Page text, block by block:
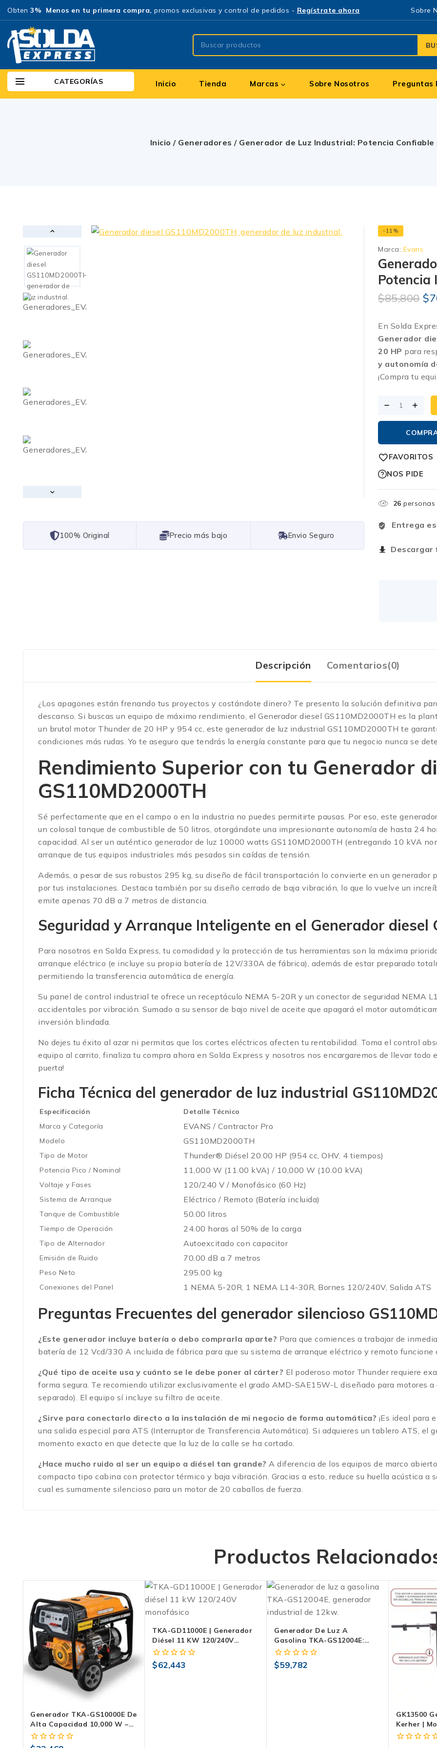
Obten 3% Menos en tu primera compra, promos exclusivas y control de pedidos - Regístrate ahora Sobre
CATEGORÍAS Inicio Tienda Marcas Sobre Nosotros Preguntas
Inicio / Generadores / Generador de Luz Industrial: Potencia Confiable
101% Original Lowest Price Free Shipping
-11%
Marca: Evans
Potencia
$85,800 $
En Solda
Generador
20 HP para
y autonomía
¡Compra tu
FAVORITOS
NOS PIDE
26
Entrega
Descargar
Descripción Comentarios(0)
¿Los apagones están frenando tus proyectos y costándote dinero? Te presento la solución definitiva
descanso. Si buscas un equipo de máximo rendimiento, el Generador diesel GS110MD2000TH es la
un brutal motor Thunder de 20 HP y 954 cc, este generador de luz industrial GS110MD2000TH te
condiciones más rudas. Yo te aseguro que tendrás la energía constante para que tu negocio nunca se
Rendimiento Superior con tu Generador
GS110MD2000TH
Sé perfectamente que en el campo o en la industria no puedes permitirte pausas. Por eso, este
un colosal tanque de combustible de 50 litros, otorgándote una impresionante autonomía de hasta 24
capacidad. Al ser un auténtico generador de luz 10000 watts GS110MD2000TH (entregando 10 kVA
arranque de tus equipos industriales más pesados sin caídas de tensión.
Además, a pesar de sus robustos 295 kg, su diseño de fácil transportación lo convierte en un
por tus instalaciones. Destaca también por su diseño cerrado de baja vibración, lo que lo vuelve un
emite apenas 70 dB a 7 metros de distancia.
Seguridad y Arranque Inteligente en el Generador diesel
Para nosotros en Solda Express, tu comodidad y la protección de tus herramientas son la máxima
arranque eléctrico (e incluye su propia batería de 12V/330A de fábrica), además de estar preparado
permitiendo la transferencia automática de energía.
Su panel de control industrial te ofrece un receptáculo NEMA 5-20R y un conector de seguridad NEMA
accidentales por vibración. Sumado a su sensor de bajo nivel de aceite que apagará el motor
inversión blindada.
No dejes tu éxito al azar ni permitas que los cortes eléctricos afecten tu rentabilidad. Toma el control
equipo al carrito, finaliza tu compra ahora en Solda Express y nosotros nos encargaremos de llevar
puerta!
Ficha Técnica del generador de luz industrial
Especificación
Detalle Técnico
Marca y Categoría
EVANS / Contractor Pro
Modelo GS110MD2000TH
Tipo de Motor Thunder® Diésel 20.00 HP (954 cc, OHV, 4 tiempos)
Potencia Pico / Nominal 11,000 W (11.00 kVA) / 10,000 W (10.00 kVA)
Voltaje y Fases 120/240 V / Monofásico (60 Hz)
Sistema de Arranque Eléctrico / Remoto (Batería incluida)
Tanque de Combustible 50.00 litros
Tiempo de Operación 24.00 horas al 50% de la carga
Tipo de Alternador Autoexcitado con capacitor
Emisión de Ruido 70.00 dB a 7 metros
Peso Neto 295.00 kg
Conexiones del Panel 1 NEMA 5-20R, 1 NEMA L14-30R, Bornes 120/240V, Salida ATS
Preguntas Frecuentes del generador silencioso
¿Este generador incluye batería o debo comprarla aparte? Para que comiences a trabajar de
batería de 12 Vcd/330 A incluida de fábrica para que su sistema de arranque eléctrico y remoto
¿Qué tipo de aceite usa y cuánto se le debe poner al cárter? El poderoso motor Thunder requiere
forma segura. Te recomiendo utilizar exclusivamente el grado AMD-SAE15W-L diseñado para motores
separado). El equipo sí incluye su filtro de aceite.
¿Sirve para conectarlo directo a la instalación de mi negocio de forma automática? ¡Es ideal para
una salida especial para ATS (Interruptor de Transferencia Automática). Si adquieres un tablero ATS, el
momento exacto en que detecte que la luz de la calle se ha cortado.
¿Hace mucho ruido al ser un equipo a diésel tan grande? A diferencia de los equipos de marco
compacto tipo cabina con protector térmico y baja vibración. Gracias a esto, reduce su huella acústica
cual es sumamente silencioso para un motor de 20 caballos de fuerza.
Productos
Generador TKA-GS10000E De
Alta Capacidad 10,000 W –
Potencia Y Confiabilidad Con
Arranque Dual.
TKA-GD11000E | Generador
Diésel 11 KW 120/240V
Monofásico Con Tanque 70 L
Y Medidor 5 En 1
0
$62,443
Generador De Luz A
Gasolina TKA-GS12004E:
Potencia Industrial De
12000W
0
$59,782
GK13500
Kerher |
Gasolina